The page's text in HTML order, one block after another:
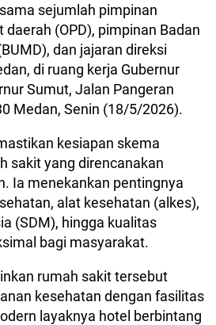
sejumlah pimpinan
(OPD), pimpinan Badan
dan jajaran direksi
di ruang kerja Gubernur
Sumut, Jalan Pangeran
Medan, Senin (18/5/2026).
kesiapan skema
sakit yang direncanakan
Ia menekankan pentingnya
alat kesehatan (alkes),
(SDM), hingga kualitas
bagi masyarakat.
rumah sakit tersebut
kesehatan dengan fasilitas
layaknya hotel berbintang